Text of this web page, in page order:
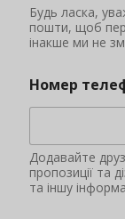
Будь ласка,
пошти, щоб
інакше ми не
Номер
Додавайте
пропозиції та
та іншу